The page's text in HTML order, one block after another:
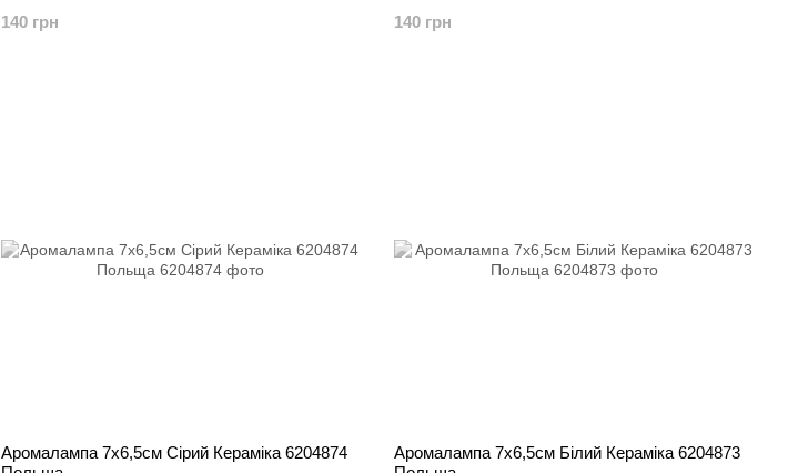
140 грн
140 грн
Аромалампа 7х6,5см Сірий Кераміка 6204874
Аромалампа 7х6,5см Білий Кераміка 6204873